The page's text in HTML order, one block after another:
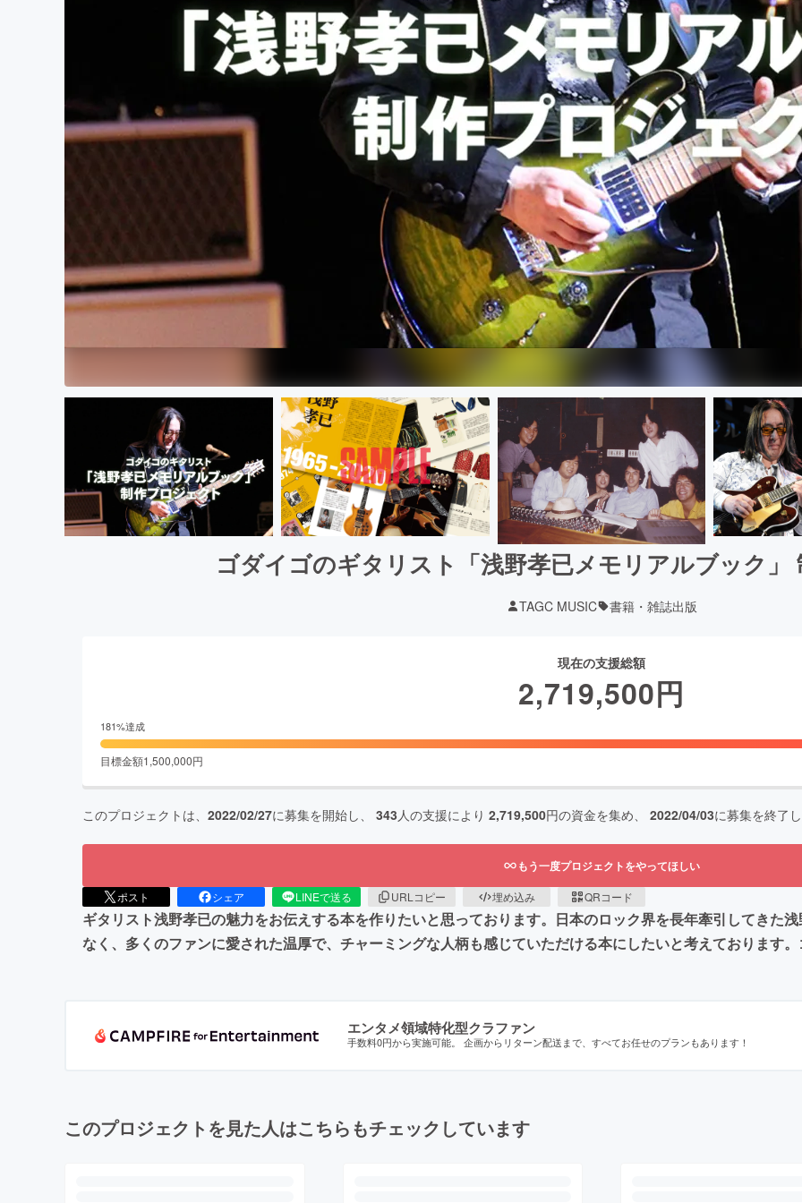
ゴダイゴのギタリスト「浅野孝已メモリアルブック」
TAGC MUSIC 書籍・雑誌出版
現在の支援総額
2,719,500円
181%達成
目標金額1,500,000円
このプロジェクトは、 2022/02/27に募集を開始し、 343 人の支援により 2,719,500円の資金を集め、 2022/04/03に募集を終了
もう一度プロジェクトをやってほしい
ポスト シェア LINEで送る URLコピー 埋め込み QRコード
ギタリスト浅野孝已の魅力をお伝えする本を作りたいと思っております。日本のロック界を長年牽引してきた
なく、多くのファンに愛された温厚で、チャーミングな人柄も感じていただける本にしたいと考えております
エンタメ領域特化型クラファン
手数料0円から実施可能。 企画からリターン配送まで、すべてお任せのプランもあります！
このプロジェクトを見た人はこちらもチェックしています